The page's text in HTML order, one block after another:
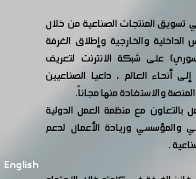
English
تسويق المنتجات الصناعية من خلال
والخارجية وإطلاق الغرفة
على شبكة الانترنت لتعريف
أنحاء العالم ، داعيا الصناعيين
والاستفادة منها مجاناً.
بالتعاون مع منظمة العمل الدولية
والمؤسسي وريادة الأعمال لدعم
.